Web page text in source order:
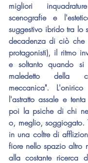
migliori
scenografie e
suggestivo ibrido tra lo
decadenza di ciò che
protagonisti), il ritmo
e soltanto quando
maledetto della
meccanica".
l'astratto assale e
poi la psiche di chi
o, meglio, soggiogato.
in una coltre di
fiore nello spazio altro
alla costante ricerca